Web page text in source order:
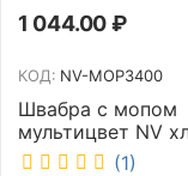
1 044.00₽
КОД: NV-MOP3400
Швабра с мопом
мультицвет NV
40 см NV- (1)